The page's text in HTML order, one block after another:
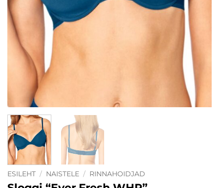
ESILEHT / NAISTELE / RINNAHOIDJAD